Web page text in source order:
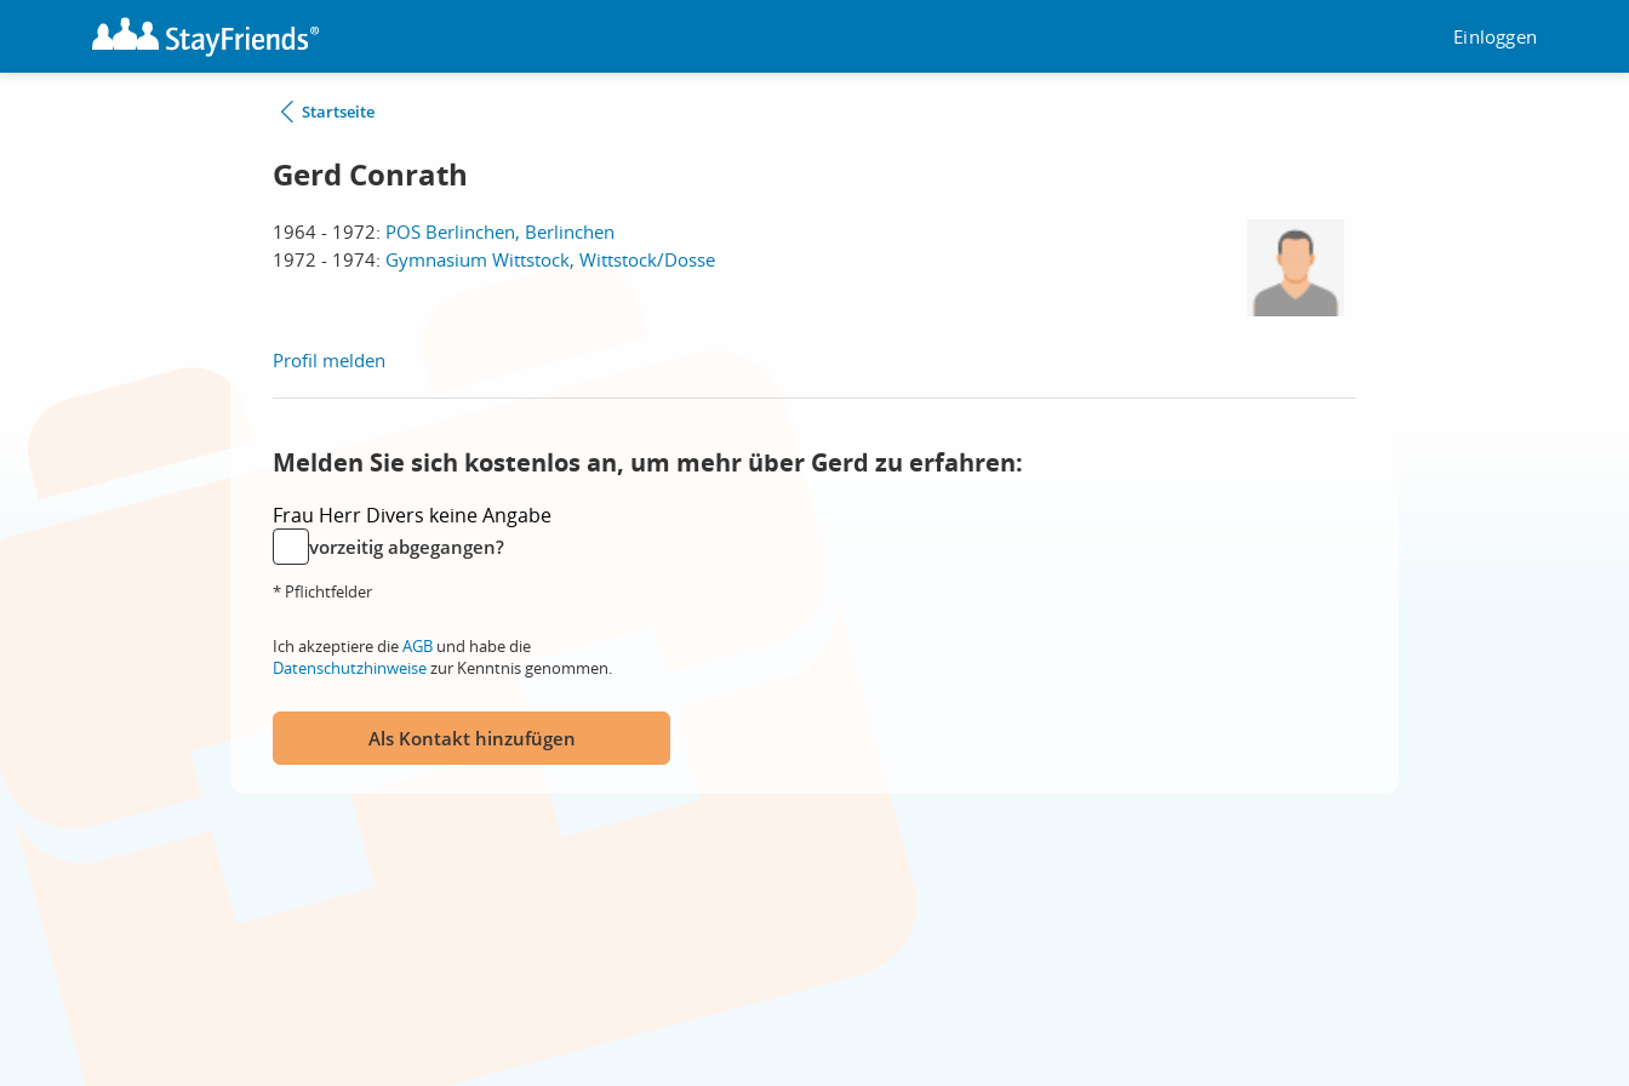
Einloggen
Startseite
Gerd Conrath
1964 - 1972: POS Berlinchen, Berlinchen
1972 - 1974: Gymnasium Wittstock, Wittstock/Dosse
Profil melden
Melden Sie sich kostenlos an, um mehr über Gerd zu erfahren:
Frau Herr Divers keine Angabe
vorzeitig abgegangen?
* Pflichtfelder
Ich akzeptiere dieAGB und habe die
Datenschutzhinweisezur Kenntnis genommen.
Als Kontakt hinzufügen